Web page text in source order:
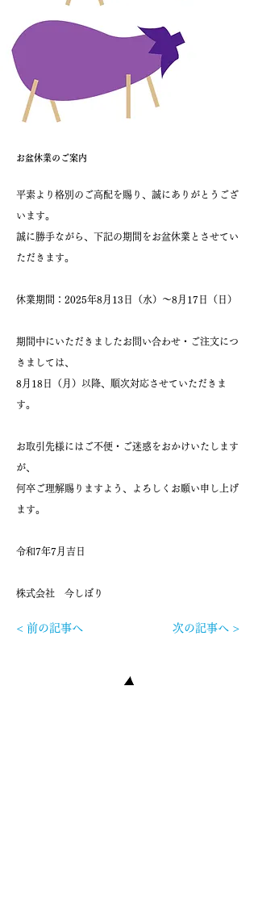
お盆休業のご案内
平素より格別のご高配を賜り、誠にありがとうござ
います。
誠に勝手ながら、下記の期間をお盆休業とさせてい
ただきます。
休業期間：2025年8月13日（水）～8月17日（日）
期間中にいただきましたお問い合わせ・ご注文につ
きましては、
8月18日（月）以降、順次対応させていただきま
す。
お取引先様にはご不便・ご迷惑をおかけいたします
が、
何卒ご理解賜りますよう、よろしくお願い申し上げ
ます。
令和7年7月吉日
株式会社 今しぼり
< 前の記事へ 次の記事へ >